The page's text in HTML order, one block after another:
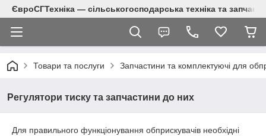
ЄвроСГТехніка — сільськогосподарська техніка та
Товари та послуги Запчастини та комплектуючі для
Регулятори тиску та запчастини до них
Для правильного функціонування обприскувачів необхідні